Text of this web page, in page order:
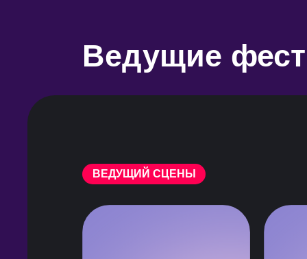
Ведущие
ВЕДУЩИЙ СЦЕНЫ